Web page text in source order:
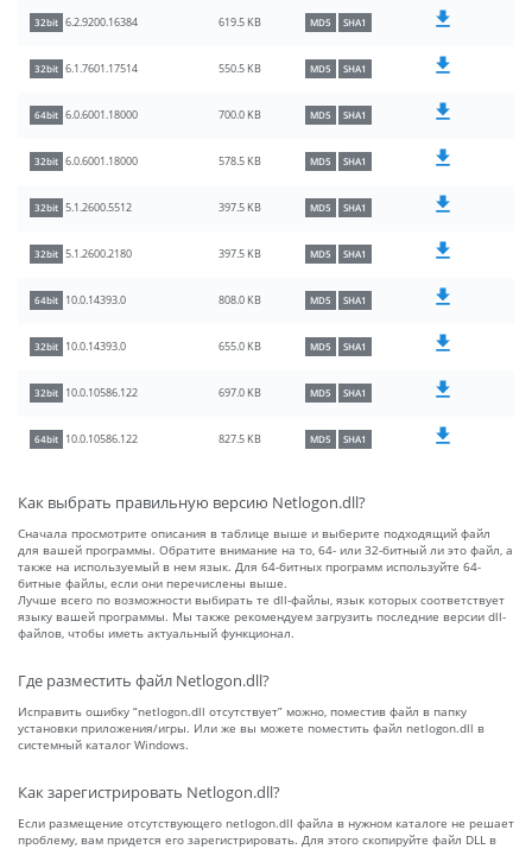
32bit 6.2.9200.16384 619.5 KB MD5 SHA1
32bit 6.1.7601.17514 550.5 KB MD5 SHA1
64bit 6.0.6001.18000 700.0 KB MD5 SHA1
32bit 6.0.6001.18000 578.5 KB MD5 SHA1
32bit 5.1.2600.5512 397.5 KB MD5 SHA1
32bit 5.1.2600.2180 397.5 KB MD5 SHA1
64bit 10.0.14393.0 808.0 KB MD5 SHA1
32bit 10.0.14393.0 655.0 KB MD5 SHA1
32bit 10.0.10586.122 697.0 KB MD5 SHA1
64bit 10.0.10586.122 827.5 KB MD5 SHA1
Как выбрать правильную версию Netlogon.dll?
Сначала просмотрите описания в таблице выше и выберите подходящий файл
для вашей программы. Обратите внимание на то, 64- или 32-битный ли это файл, а
также на используемый в нем язык. Для 64-битных программ используйте 64-
битные файлы, если они перечислены выше.
Лучше всего по возможности выбирать те dll-файлы, язык которых соответствует
языку вашей программы. Мы также рекомендуем загрузить последние версии dll-
файлов, чтобы иметь актуальный функционал.
Где разместить файл Netlogon.dll?
Исправить ошибку “netlogon.dll отсутствует” можно, поместив файл в папку
установки приложения/игры. Или же вы можете поместить файл netlogon.dll в
системный каталог Windows.
Как зарегистрировать Netlogon.dll?
Если размещение отсутствующего netlogon.dll файла в нужном каталоге не решает
проблему, вам придется его зарегистрировать. Для этого скопируйте файл DLL в